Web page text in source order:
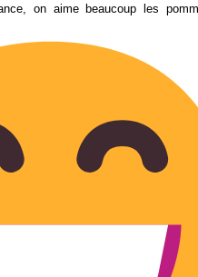
on aime beaucoup les